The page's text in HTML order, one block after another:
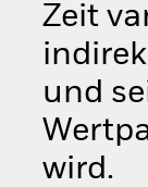
Zeit
und
wird.